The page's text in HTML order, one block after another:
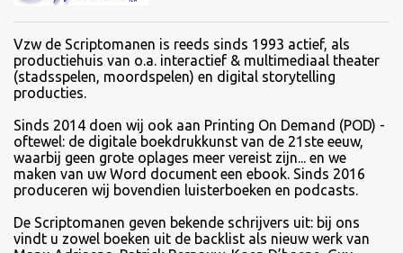
Vzw de Scriptomanen is reeds sinds 1993 actief, als
productiehuis van o.a. interactief & multimediaal theater
(stadsspelen, moordspelen) en digital storytelling
producties.
Sinds 2014 doen wij ook aan Printing On Demand (POD) -
oftewel: de digitale boekdrukkunst van de 21ste eeuw,
waarbij geen grote oplages meer vereist zijn... en we
maken van uw Word document een ebook. Sinds 2016
produceren wij bovendien luisterboeken en podcasts.
De Scriptomanen geven bekende schrijvers uit: bij ons
vindt u zowel boeken uit de backlist als nieuw werk van